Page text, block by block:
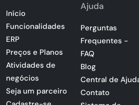
Início
Funcionalidades
ERP
Preços e Planos
Atividades de
negócios
Seja um parceiro
Ajuda
Perguntas
Frequentes -
FAQ
Blog
Central de
Contato